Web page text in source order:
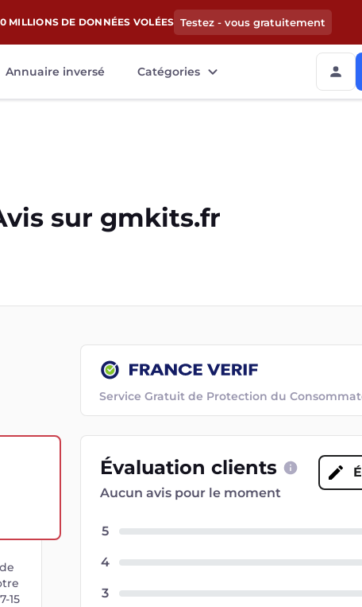
MILLIONS DE DONNÉES VOLÉES Testez - vous gratuitement
Annuaire inversé Catégories
sur gmkits.fr
Service Gratuit de Protection du
15
Évaluation clients
Aucun avis pour le moment
5
4
3